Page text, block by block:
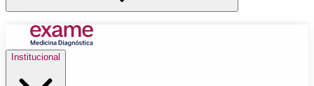
Institucional